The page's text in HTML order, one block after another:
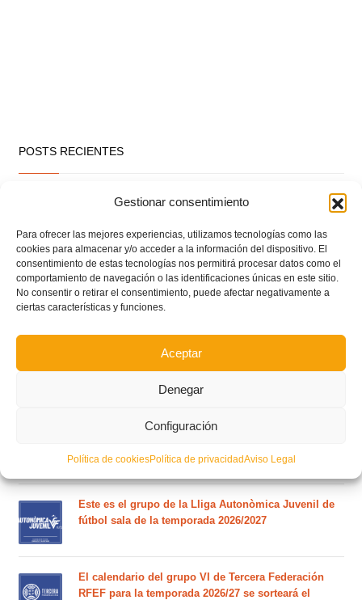
Gestionar consentimiento
Para ofrecer las mejores experiencias, utilizamos tecnologías como las
cookies para almacenar y/o acceder a la información del dispositivo. El
consentimiento de estas tecnologías nos permitirá procesar datos como el
comportamiento de navegación o las identificaciones únicas en este sitio.
No consentir o retirar el consentimiento, puede afectar negativamente a
ciertas características y funciones.
Aceptar
Denegar
Configuración
Política de cookiesPolítica de privacidadAviso Legal
POSTS RECIENTES
Ferran Torres se da un baño de masas y se convierte
Estos son los dos grupos y calendarios de Lliga
Comunitat para la temporada 2026/2027
Circular nº. 6 – Fase Autonómica de la Copa Federación
Este es el grupo VI y calendario de Tercera
Este es el grupo de la Lliga Autonòmica Juvenil de
fútbol sala de la temporada 2026/2027
El calendario del grupo VI de Tercera Federación
RFEF para la temporada 2026/27 se sorteará el